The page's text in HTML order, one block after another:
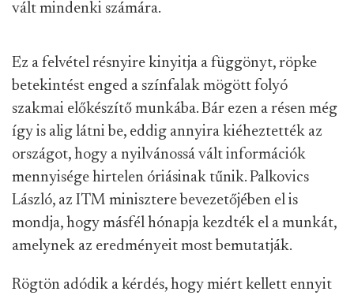
vált mindenki számára.
Ez a felvétel résnyire kinyitja a függönyt, röpke
betekintést enged a színfalak mögött folyó
szakmai előkészítő munkába. Bár ezen a résen még
így is alig látni be, eddig annyira kiéheztették az
országot, hogy a nyilvánossá vált információk
mennyisége hirtelen óriásinak tűnik. Palkovics
László, az ITM minisztere bevezetőjében el is
mondja, hogy másfél hónapja kezdték el a munkát,
amelynek az eredményeit most bemutatják.
Rögtön adódik a kérdés, hogy miért kellett ennyit